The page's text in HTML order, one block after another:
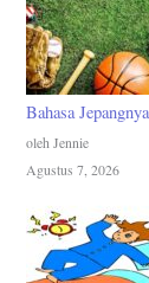
Bahasa
oleh Jennie
Agustus 7, 2026